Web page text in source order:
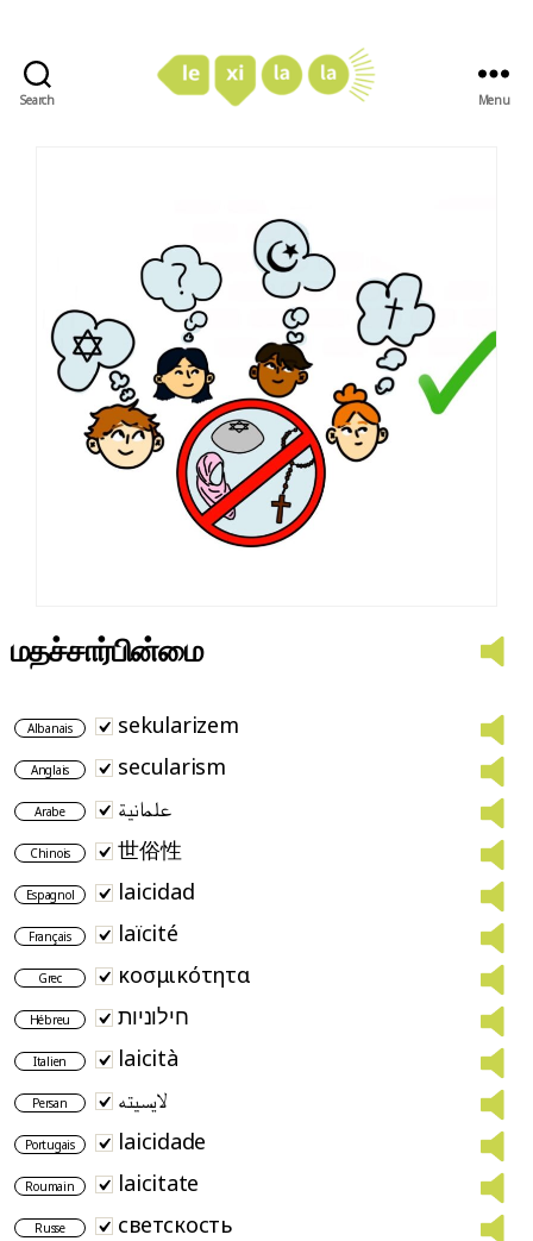
Search Menu
மதச்சார்பின்மை
Albanais sekularizem
Anglais secularism
Arabe علمانية
Chinois 世俗性
Espagnol laicidad
Français laïcité
Grec κοσμικότητα
Hébreu חילוניות
Italien laicità
Persan لایسیته
Portugais laicidade
Roumain laicitate
Russe светскость